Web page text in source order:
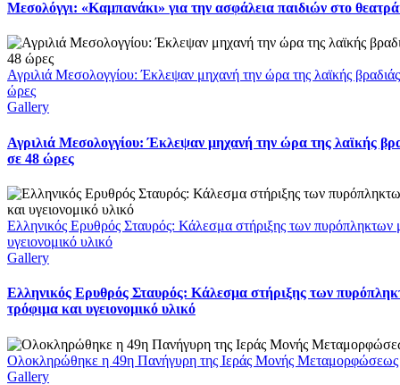
Μεσολόγγι: «Καμπανάκι» για την ασφάλεια παιδιών στο
Αγριλιά Μεσολογγίου: Έκλεψαν μηχανή την ώρα της λαϊκής
ώρες
Gallery
Αγριλιά Μεσολογγίου: Έκλεψαν μηχανή την ώρα της λαϊκής
σε 48 ώρες
Ελληνικός Ερυθρός Σταυρός: Κάλεσμα στήριξης των πυρόπληκτων
υγειονομικό υλικό
Gallery
Ελληνικός Ερυθρός Σταυρός: Κάλεσμα στήριξης των
τρόφιμα και υγειονομικό υλικό
Ολοκληρώθηκε η 49η Πανήγυρη της Ιεράς Μονής
Gallery